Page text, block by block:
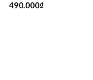
490.000₫